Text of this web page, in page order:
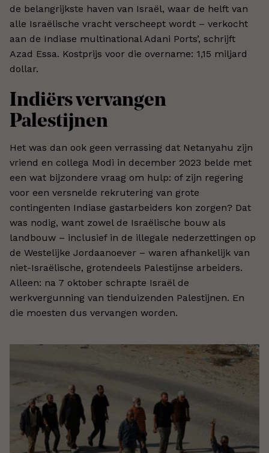
de belangrijkste haven van Israël, waar de helft van
alle Israëlische vracht verscheept wordt – verkocht
aan de Indiase multinational Adani Ports’, schrijft
Azad Essa. Kostprijs voor die overname: 1,15 miljard
dollar.
Indiërs vervangen
Palestijnen
Het was dan ook geen verrassing dat Netanyahu zijn
vriend en collega Modi in december 2023 belde met
een wat bijzondere vraag om hulp: of zijn regering
voor een versnelde rekrutering van grote
contingenten Indiase gastarbeiders kon zorgen? Dat
was nodig, want zowel de Israëlische bouw als
landbouw – inclusief in de illegale nederzettingen op
de Westelijke Jordaanoever – waren afhankelijk van
niet-Israëlische, grotendeels Palestijnse arbeiders.
Alleen: na 7 oktober schrapte Israël de
werkvergunning van tienduizenden Palestijnen. En
die moesten dus vervangen worden.